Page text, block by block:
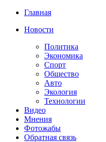
Главная
Новости
Политика
Экономика
Спорт
Общество
Авто
Экология
Технологии
Видео
Мнения
Фотожабы
Обратная связь